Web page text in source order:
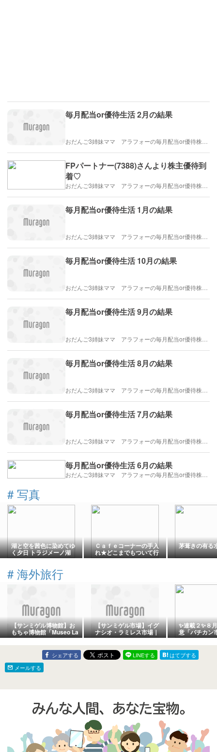
毎月配当or優待生活 2月の結果
FPパートナー(7388)さんより株主優待到
着♡
毎月配当or優待生活 1月の結果
毎月配当or優待生活 10月の結果
おだんご3姉妹ママ アラフォーの毎月配当or優待株ライフ
毎月配当or優待生活 9月の結果
毎月配当or優待生活 8月の結果
毎月配当or優待生活 7月の結果
毎月配当or優待生活 6月の結果
# 写真
湖と空を茜色に染めてゆ
く夕日 トラジメーノ湖
Ｃａｆｅコーナーの手入
れ★どこまでもついて行
きます
茅葺きの有る
# 海外旅行
【サンミゲル博物館】お
もちゃ博物館「Museo La
Esquina」へ！メキシコ
の伝統工芸とかわいい人
【サンミゲル市場】イグ
ナシオ・ラミレス市場｜
安くて美味しい！地元グ
ルメと買い物を楽しむ
✨連載２✨８
意「バチカ
界隈♪２０２
スシーズン！
全情報♪」@
光・グルメ・
シェアする LINEする
はてブする
メールする